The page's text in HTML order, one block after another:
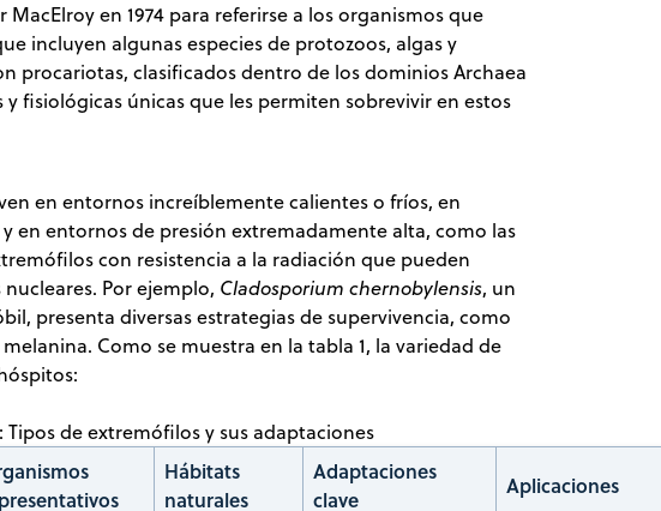
en 1974 para referirse a los organismos que
incluyen algunas especies de protozoos, algas y
procariotas, clasificados dentro de los dominios Archaea
fisiológicas únicas que les permiten sobrevivir en estos
en entornos increíblemente calientes o fríos, en
en entornos de presión extremadamente alta, como las
con resistencia a la radiación que pueden
Por ejemplo, Cladosporium chernobylensis, un
presenta diversas estrategias de supervivencia, como
Como se muestra en la tabla 1, la variedad de
Tipos de extremófilos y sus adaptaciones
Hábitats
naturales
Adaptaciones
clave
Aplicaciones